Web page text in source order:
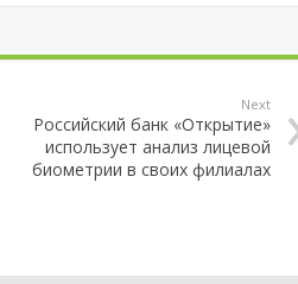
Next
Российский банк «Открытие»
использует анализ лицевой
биометрии в своих филиалах